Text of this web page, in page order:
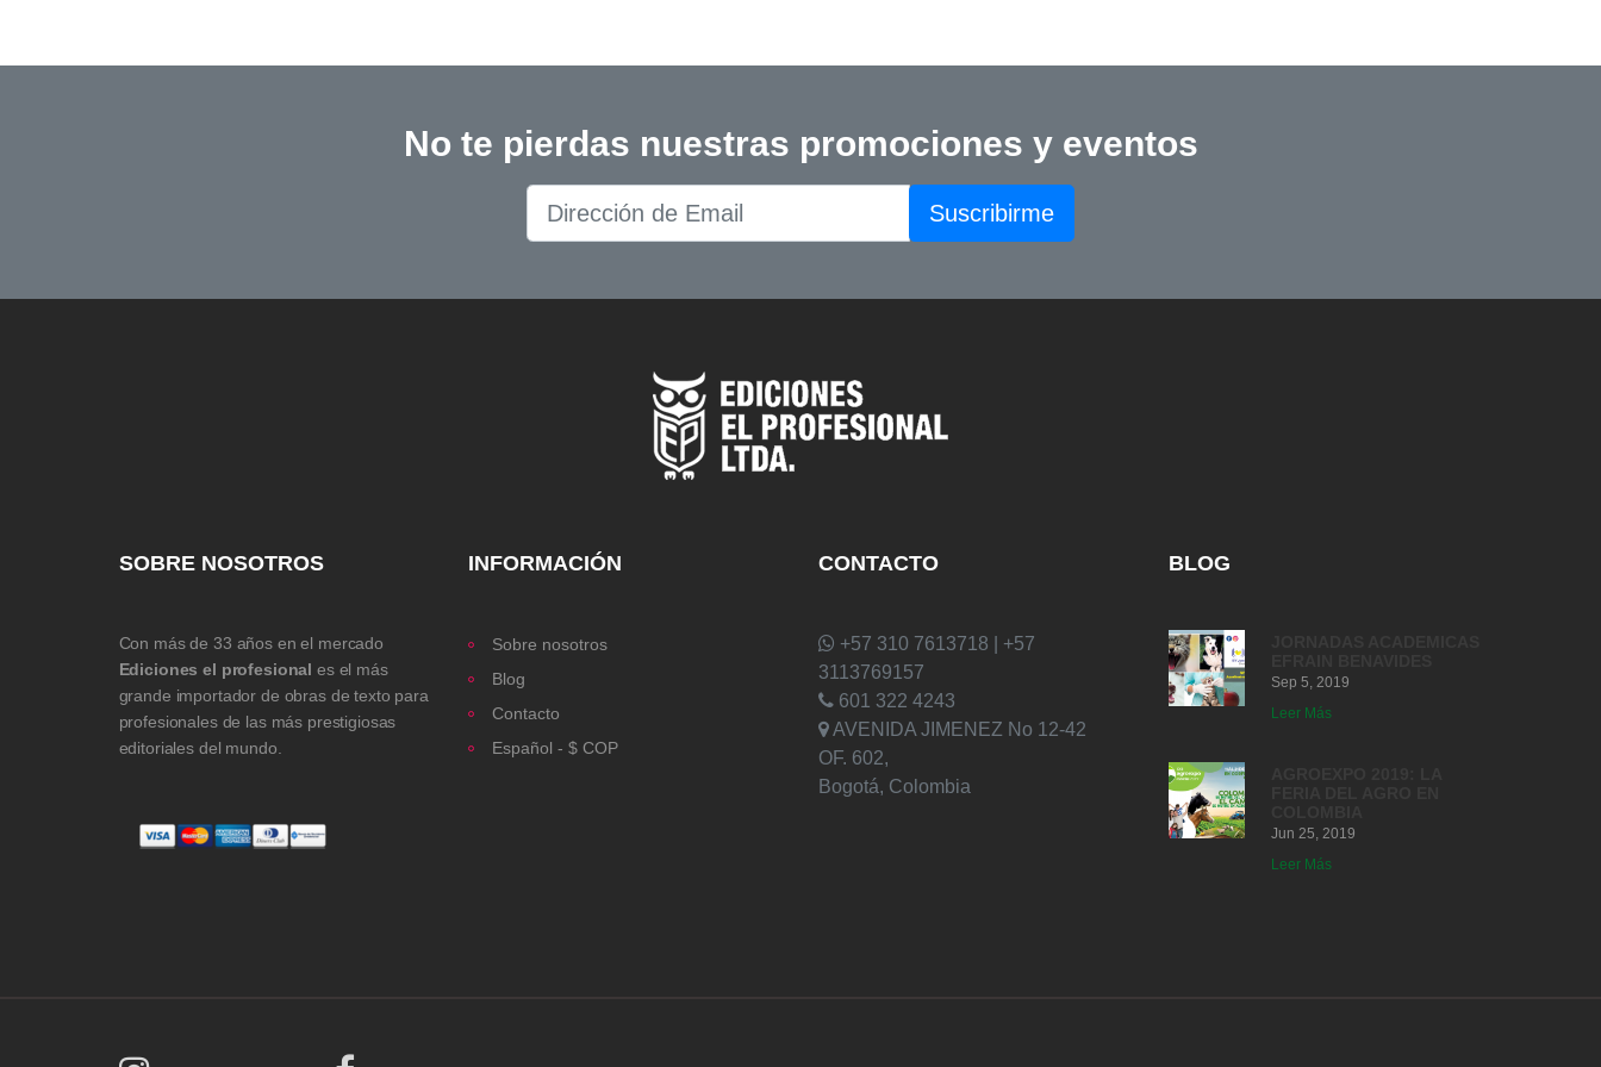
No te pierdas nuestras promociones y eventos
Suscribirme
SOBRE NOSOTROS
Con más de 33 años en el mercado
Ediciones el profesional es el más
grande importador de obras de texto para
profesionales de las más prestigiosas
editoriales del mundo.
INFORMACIÓN
Sobre nosotros
Blog
Contacto
Español - $ COP
CONTACTO
+57 310 7613718 | +57
3113769157
601 322 4243
AVENIDA JIMENEZ No 12-42
OF. 602,
Bogotá, Colombia
BLOG
Sep 5, 2019
Leer Más
Jun 25, 2019
Leer Más